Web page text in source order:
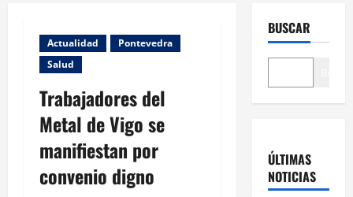
Actualidad
Pontevedra
Salud
Trabajadores del
Metal de Vigo se
manifiestan por
convenio digno
BUSCAR
ÚLTIMAS
NOTICIAS